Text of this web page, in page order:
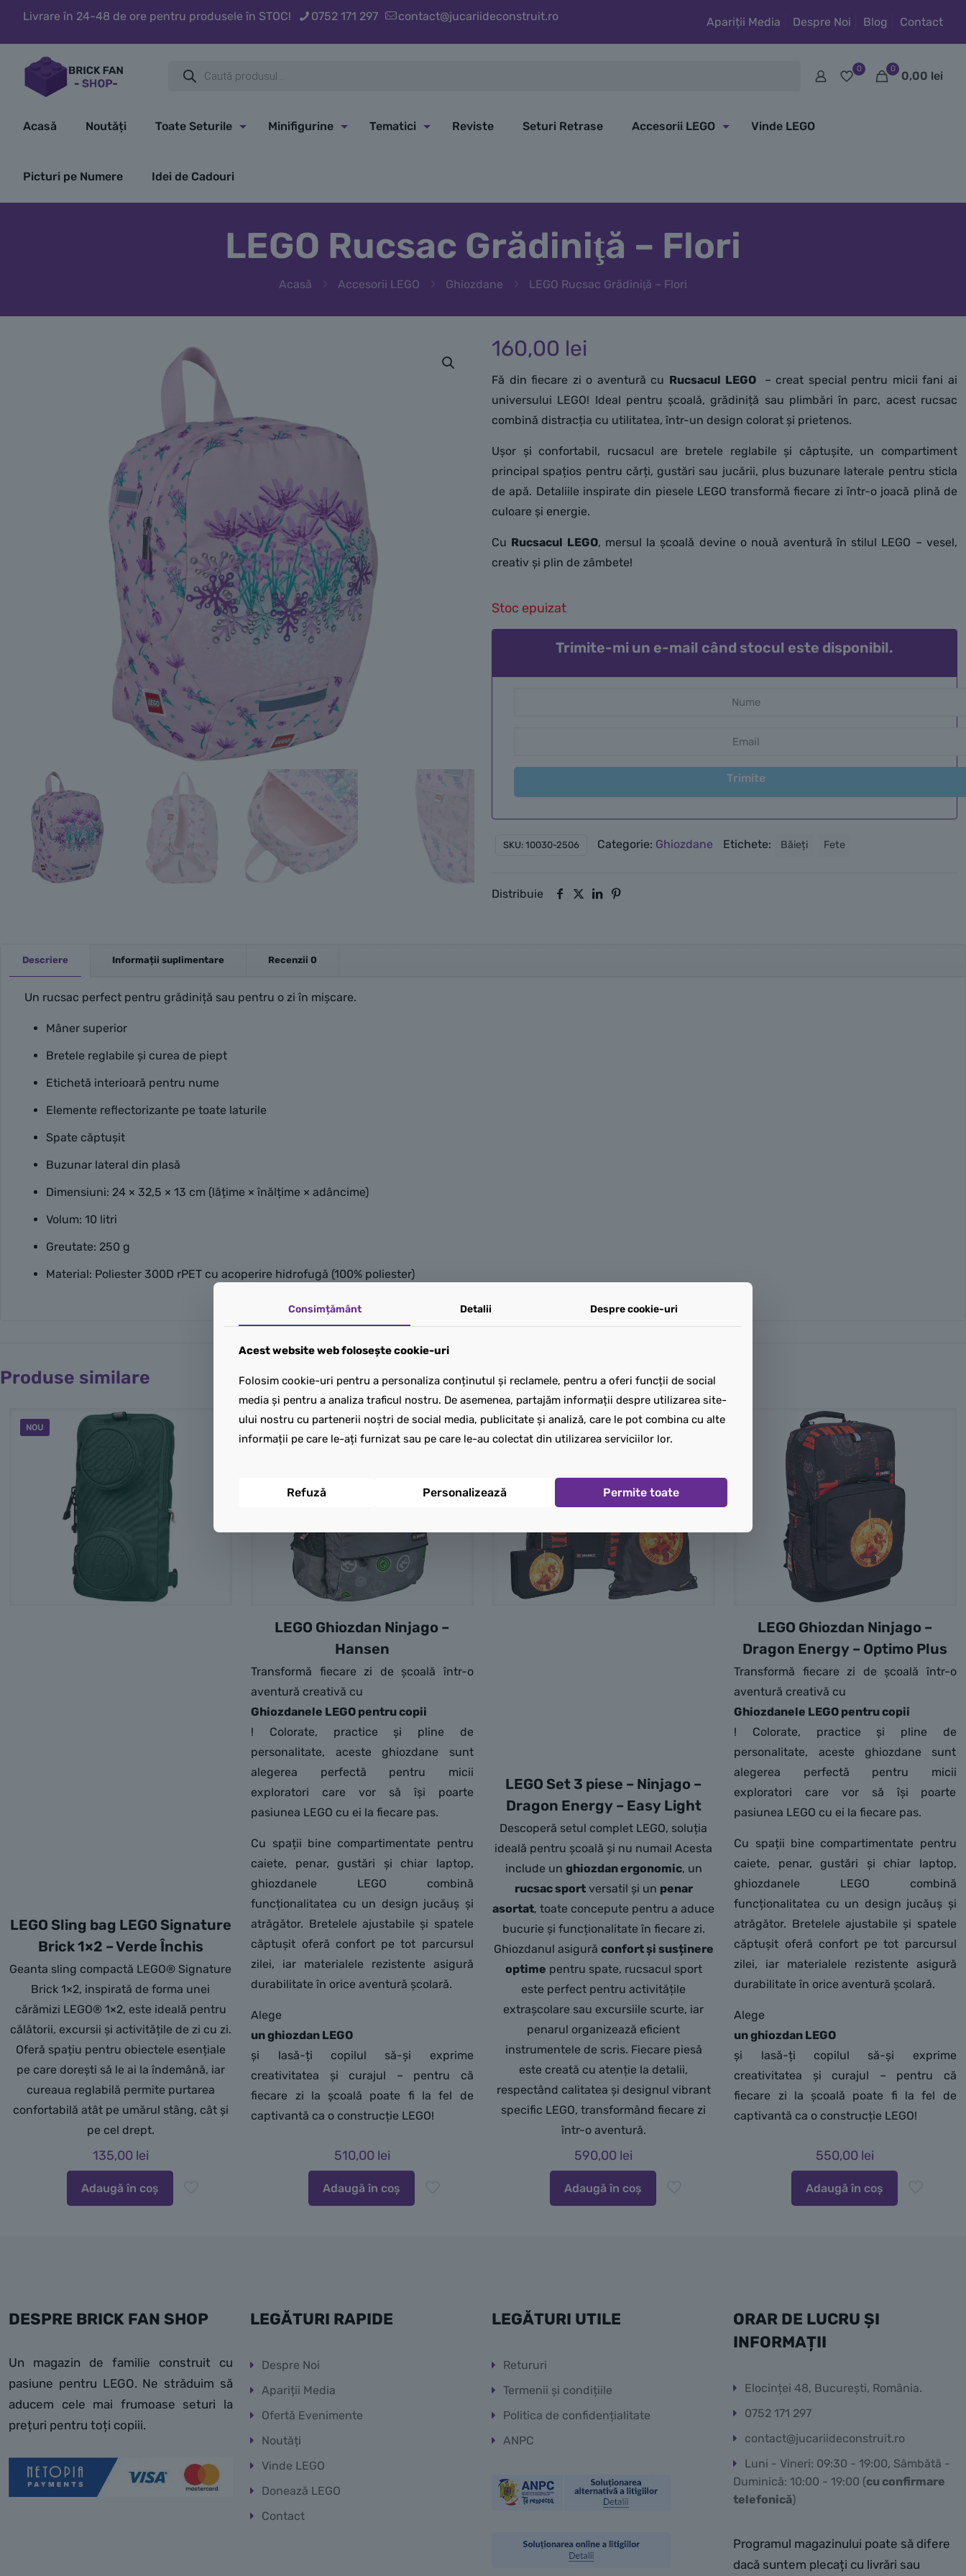
Livrare în 24-48 de ore pentru produsele în STOC! 0752 171 297 contact@jucariideconstruit.ro Apariții Media Despre Noi Blog Contact
search
0 0
0,00 lei
Acasă Noutăți Toate Seturile Minifigurine Tematici Reviste Seturi Retrase Accesorii LEGO Vinde LEGO
Picturi pe Numere Idei de Cadouri
LEGO Rucsac Grădiniţă – Flori
Acasă Accesorii LEGO Ghiozdane LEGO Rucsac Grădiniţă – Flori
160,00 lei
Fă din fiecare zi o aventură cu Rucsacul LEGO
– creat special pentru micii fani ai
universului LEGO! Ideal pentru școală, grădiniță sau plimbări în parc, acest rucsac
combină distracția cu utilitatea, într-un design colorat și prietenos.
Ușor și confortabil, rucsacul are bretele reglabile și căptușite, un compartiment
principal spațios pentru cărți, gustări sau jucării, plus buzunare laterale pentru sticla
de apă. Detaliile inspirate din piesele LEGO transformă fiecare zi într-o joacă plină de
culoare și energie.
Cu Rucsacul LEGO, mersul la școală devine o nouă aventură în stilul LEGO – vesel,
creativ și plin de zâmbete!
Stoc epuizat
Trimite-mi un e-mail când stocul este disponibil.
Trimite
SKU: 10030-2506 Categorie: Ghiozdane Etichete: Băieți Fete
Distribuie
Descriere Informații suplimentare Recenzii 0
Un rucsac perfect pentru grădiniță sau pentru o zi în mișcare.
Mâner superior
Bretele reglabile și curea de piept
Etichetă interioară pentru nume
Elemente reflectorizante pe toate laturile
Spate căptușit
Buzunar lateral din plasă
Dimensiuni: 24 × 32,5 × 13 cm (lățime × înălțime × adâncime)
Volum: 10 litri
Greutate: 250 g
Material: Poliester 300D rPET cu acoperire hidrofugă (100% poliester)
Produse similare
NOU
LEGO Sling bag LEGO Signature
Brick 1×2 – Verde Închis
Geanta sling compactă LEGO® Signature
Brick 1×2, inspirată de forma unei
cărămizi LEGO® 1×2, este ideală pentru
călătorii, excursii și activitățile de zi cu zi.
Oferă spațiu pentru obiectele esențiale
pe care dorești să le ai la îndemână, iar
cureaua reglabilă permite purtarea
confortabilă atât pe umărul stâng, cât și
pe cel drept.
135,00 lei
Adaugă în coș
LEGO Ghiozdan Ninjago –
Hansen
Transformă fiecare zi de școală într-o
aventură creativă cu
Ghiozdanele LEGO pentru copii
! Colorate, practice și pline de
personalitate, aceste ghiozdane sunt
alegerea perfectă pentru micii
exploratori care vor să își poarte
pasiunea LEGO cu ei la fiecare pas.
Cu spații bine compartimentate pentru
caiete, penar, gustări și chiar laptop,
ghiozdanele LEGO combină
funcționalitatea cu un design jucăuș și
atrăgător. Bretelele ajustabile și spatele
căptușit oferă confort pe tot parcursul
zilei, iar materialele rezistente asigură
durabilitate în orice aventură școlară.
Alege
un ghiozdan LEGO
și lasă-ți copilul să-și exprime
creativitatea și curajul – pentru că
fiecare zi la școală poate fi la fel de
captivantă ca o construcție LEGO!
510,00 lei
Adaugă în coș
LEGO Set 3 piese – Ninjago –
Dragon Energy – Easy Light
Descoperă setul complet LEGO, soluția
ideală pentru școală și nu numai! Acesta
include un ghiozdan ergonomic, un
rucsac sportversatil și un penar
asortat, toate concepute pentru a aduce
bucurie și funcționalitate în fiecare zi.
Ghiozdanul asigură confort și susținere
optime pentru spate, rucsacul sport
este perfect pentru activitățile
extrașcolare sau excursiile scurte, iar
penarul organizează eficient
instrumentele de scris. Fiecare piesă
este creată cu atenție la detalii,
respectând calitatea și designul vibrant
specific LEGO, transformând fiecare zi
într-o aventură.
590,00 lei
Adaugă în coș
LEGO Ghiozdan Ninjago –
Dragon Energy – Optimo Plus
Transformă fiecare zi de școală într-o
aventură creativă cu
Ghiozdanele LEGO pentru copii
! Colorate, practice și pline de
personalitate, aceste ghiozdane sunt
alegerea perfectă pentru micii
exploratori care vor să își poarte
pasiunea LEGO cu ei la fiecare pas.
Cu spații bine compartimentate pentru
caiete, penar, gustări și chiar laptop,
ghiozdanele LEGO combină
funcționalitatea cu un design jucăuș și
atrăgător. Bretelele ajustabile și spatele
căptușit oferă confort pe tot parcursul
zilei, iar materialele rezistente asigură
durabilitate în orice aventură școlară.
Alege
un ghiozdan LEGO
și lasă-ți copilul să-și exprime
creativitatea și curajul – pentru că
fiecare zi la școală poate fi la fel de
captivantă ca o construcție LEGO!
550,00 lei
Adaugă în coș
DESPRE BRICK FAN SHOP
Un magazin de familie construit cu
pasiune pentru LEGO. Ne străduim să
aducem cele mai frumoase seturi la
prețuri pentru toți copiii.
LEGĂTURI RAPIDE
Despre Noi
Apariții Media
Ofertă Evenimente
Noutăți
Vinde LEGO
Donează LEGO
Contact
LEGĂTURI UTILE
Retururi
Termenii și condițiile
Politica de confidențialitate
ANPC
ORAR DE LUCRU ȘI
INFORMAȚII
Elocinței 48, București, România.
0752 171 297
contact@jucariideconstruit.ro
Luni - Vineri: 09:30 - 19:00, Sâmbătă -
Duminică: 10:00 - 19:00 (cu confirmare
telefonică)
Programul magazinului poate să difere
dacă suntem plecați cu livrări sau
Consimțământ Detalii Despre cookie-uri
Acest website web folosește cookie-uri
Folosim cookie-uri pentru a personaliza conținutul și reclamele, pentru a oferi funcții de social
media și pentru a analiza traficul nostru. De asemenea, partajăm informații despre utilizarea site-
ului nostru cu partenerii noștri de social media, publicitate și analiză, care le pot combina cu alte
informații pe care le-ați furnizat sau pe care le-au colectat din utilizarea serviciilor lor.
Refuză Personalizează Permite toate